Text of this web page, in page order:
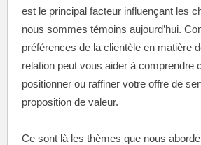
est le principal facteur influençant les
nous sommes témoins aujourd’hui.
préférences de la clientèle en matière
relation peut vous aider à comprendre
positionner ou raffiner votre offre de
proposition de valeur.
Ce sont là les thèmes que nous